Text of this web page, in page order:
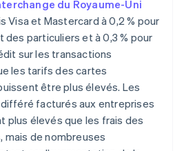
du Royaume-Uni
Visa et Mastercard à 0,2 % pour
particuliers et à 0,3 % pour
sur les transactions
les tarifs des cartes
être plus élevés. Les
facturés aux entreprises
plus élevés que les frais des
mais de nombreuses